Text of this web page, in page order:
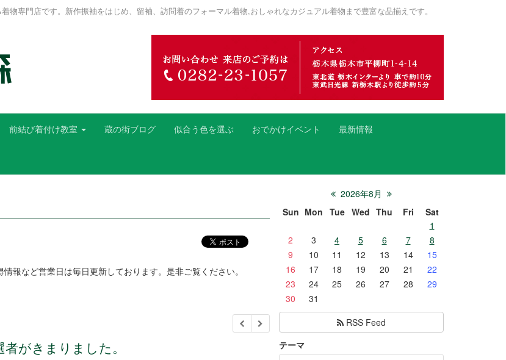
専門店です。新作振袖をはじめ、留袖、訪問着のフォーマル着物,おしゃれなカジュアル着物まで豊富な品揃えです。
前結び着付け教室 蔵の街ブログ 似合う色を選ぶ おでかけイベント 最新情報
報など営業日は毎日更新しております。是非ご覧ください。
がきまりました。
2026年8月
Sun Mon Tue Wed Thu Fri
Sat
1
2
3 4 5 6 7
8
9
10 11 12 13 14
15
16
17 18 19 20 21
22
23
24 25 26 27 28
29
30
31
RSS Feed
テーマ